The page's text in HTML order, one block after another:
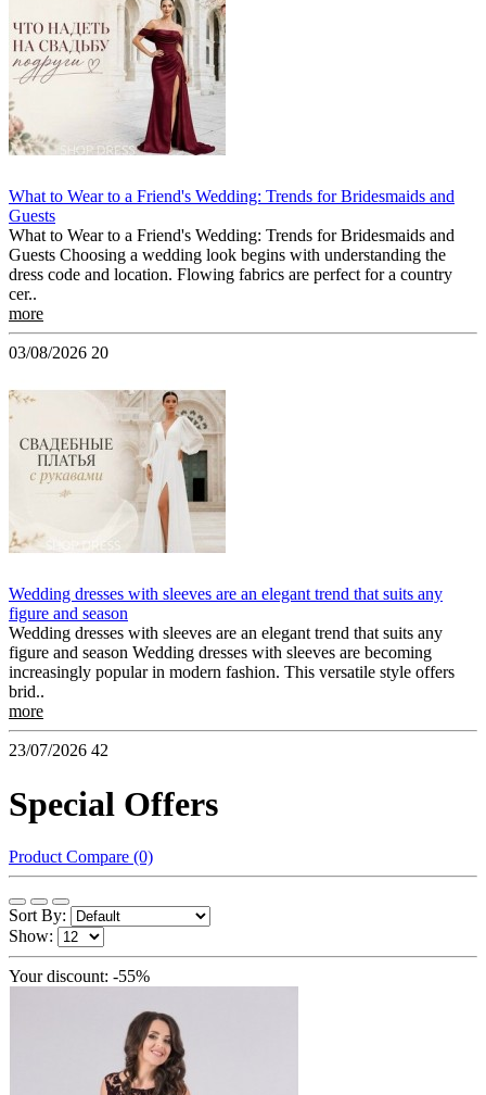
What to Wear to a Friend's Wedding: Trends for Bridesmaids and
Guests
What to Wear to a Friend's Wedding: Trends for Bridesmaids and
Guests Choosing a wedding look begins with understanding the
dress code and location. Flowing fabrics are perfect for a country
cer..
more
03/08/2026 20
Wedding dresses with sleeves are an elegant trend that suits any
figure and season
Wedding dresses with sleeves are an elegant trend that suits any
figure and season Wedding dresses with sleeves are becoming
increasingly popular in modern fashion. This versatile style offers
brid..
more
23/07/2026 42
Special Offers
Product Compare (0)
Sort By:
Show:
Your discount: -55%